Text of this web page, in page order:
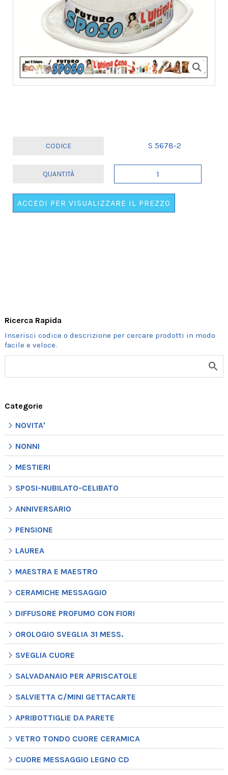
Ricerca Rapida
Categorie
NOVITA'
NONNI
MESTIERI
SPOSI-NUBILATO-CELIBATO
ANNIVERSARIO
PENSIONE
LAUREA
MAESTRA E MAESTRO
CERAMICHE MESSAGGIO
DIFFUSORE PROFUMO CON FIORI
OROLOGIO SVEGLIA 31 MESS.
SVEGLIA CUORE
SALVADANAIO PER APRISCATOLE
SALVIETTA C/MINI GETTACARTE
APRIBOTTIGLIE DA PARETE
VETRO TONDO CUORE CERAMICA
CUORE MESSAGGIO LEGNO CD
S 5678-2
"GRAN
CERIMONIA"
ACCEDI PER VISUALIZZARE IL PREZZO